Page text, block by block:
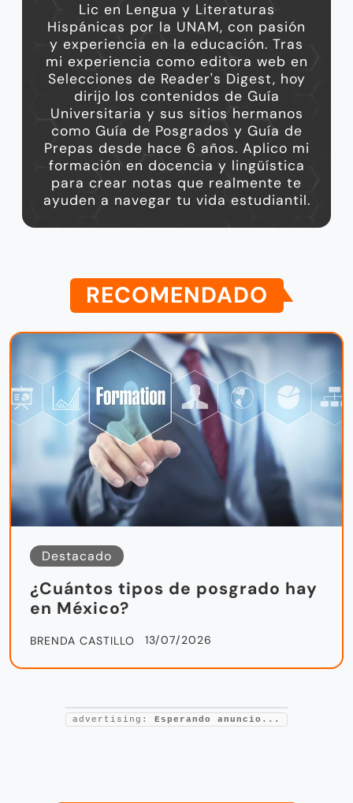
Lic en Lengua y Literaturas
Hispánicas por la UNAM, con pasión
y experiencia en la educación. Tras
mi experiencia como editora web en
Selecciones de Reader's Digest, hoy
dirijo los contenidos de Guía
Universitaria y sus sitios hermanos
como Guía de Posgrados y Guía de
Prepas desde hace 6 años. Aplico mi
formación en docencia y lingüística
para crear notas que realmente te
ayuden a navegar tu vida estudiantil.
RECOMENDADO
Destacado
¿Cuántos tipos de posgrado hay
en México?
BRENDA CASTILLO 13/07/2026
advertising: Esperando anuncio...